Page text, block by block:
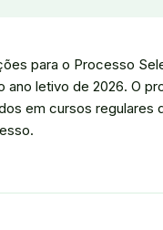
para o Processo
ano letivo de 2026. O
em cursos regulares